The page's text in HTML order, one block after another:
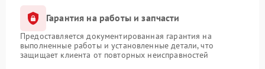
Гарантия на работы и запчасти
Предоставляется документированная гарантия на
выполненные работы и установленные детали, что
защищает клиента от повторных неисправностей